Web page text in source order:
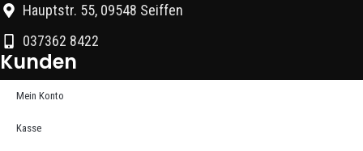
Hauptstr. 55, 09548 Seiffen
037362 8422
Kunden
Mein Konto
Kasse